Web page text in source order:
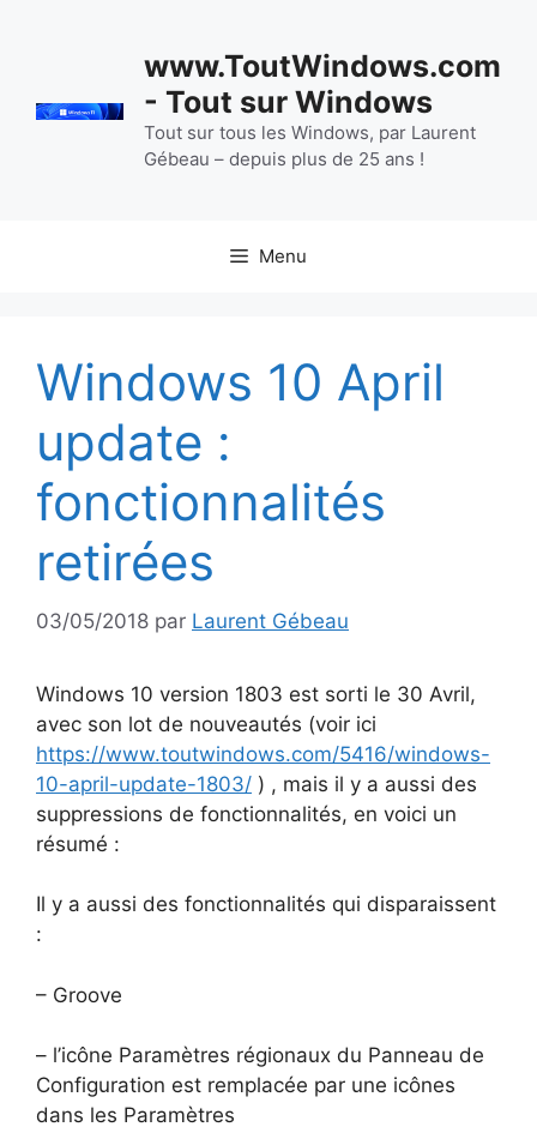
www.ToutWindows.com
- Tout sur Windows
Tout sur tous les Windows, par Laurent
Gébeau – depuis plus de 25 ans !
Menu
Windows 10 April
update :
fonctionnalités
retirées
03/05/2018 par Laurent Gébeau
Windows 10 version 1803 est sorti le 30 Avril,
avec son lot de nouveautés (voir ici
https://www.toutwindows.com/5416/windows-
10-april-update-1803/ ) , mais il y a aussi des
suppressions de fonctionnalités, en voici un
résumé :
Il y a aussi des fonctionnalités qui disparaissent
:
– Groove
– l’icône Paramètres régionaux du Panneau de
Configuration est remplacée par une icônes
dans les Paramètres